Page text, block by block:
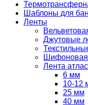
Шаблоны для
Ленты
Джутовые
Шифоновая
Лента
6 мм
10-12
25 мм
40 мм